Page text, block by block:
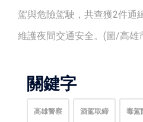
駕與危險駕駛，共查獲2件通
維護夜間交通安全。(圖/高雄
關鍵字
高雄警察 酒駕取締 毒駕